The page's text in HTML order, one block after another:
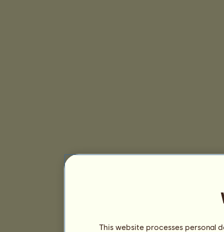
This website processes personal